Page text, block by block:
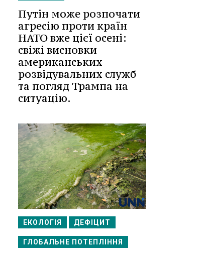
Путін може розпочати
агресію проти країн
НАТО вже цієї осені:
свіжі висновки
американських
розвідувальних служб
та погляд Трампа на
ситуацію.
ЕКОЛОГІЯ ДЕФІЦИТ
ГЛОБАЛЬНЕ ПОТЕПЛІННЯ